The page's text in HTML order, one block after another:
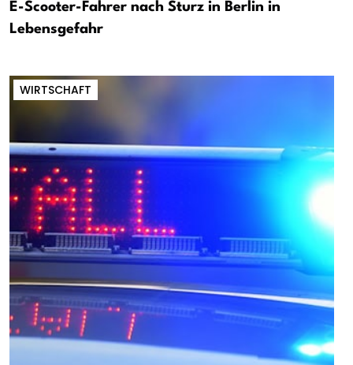
E-Scooter-Fahrer nach Sturz in Berlin in
Lebensgefahr
WIRTSCHAFT